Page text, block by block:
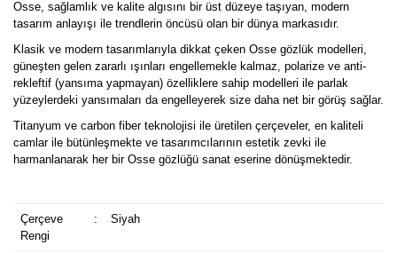
Osse, sağlamlık ve kalite algısını bir üst düzeye taşıyan, modern
tasarım anlayışı ile trendlerin öncüsü olan bir dünya markasıdır.
Klasik ve modern tasarımlarıyla dikkat çeken Osse gözlük modelleri,
güneşten gelen zararlı ışınları engellemekle kalmaz, polarize ve anti-
rekleftif (yansıma yapmayan) özelliklere sahip modelleri ile parlak
yüzeylerdeki yansımaları da engelleyerek size daha net bir görüş sağlar.
Titanyum ve carbon fiber teknolojisi ile üretilen çerçeveler, en kaliteli
camlar ile bütünleşmekte ve tasarımcılarının estetik zevki ile
harmanlanarak her bir Osse gözlüğü sanat eserine dönüşmektedir.
Çerçeve
Rengi
: Siyah